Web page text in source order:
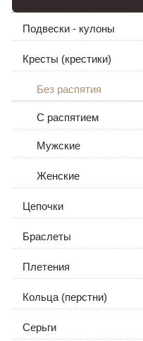
Подвески - кулоны
Мужские
Большие
Ладанки
Дерево Жизни
Знаки зодиака
В виде собаки
Для животных
Кресты (крестики)
Без распятия
С распятием
Мужские
Большие
Женские
Цепочки
Мужские
Большие / Толстые
Женские
Браслеты
Мужские
Большие / Толстые
Женские
С камнями
Каменные
Плетения
Ручная вязка
Рамзес
Литьё
Кольца (перстни)
Мужские
Серьги